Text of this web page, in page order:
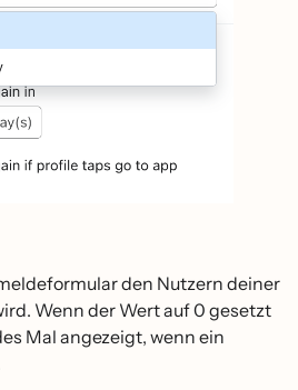
den Nutzern deiner
Wenn der Wert auf 0 gesetzt
Mal angezeigt, wenn ein